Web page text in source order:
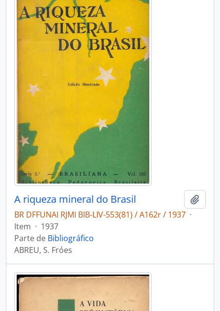
A riqueza mineral do Brasil
BR DFFUNAI RJMI BIB-LIV-553(81) / A162r / 1937 ·
Item · 1937
Parte de Bibliográfico
ABREU, S. Fróes